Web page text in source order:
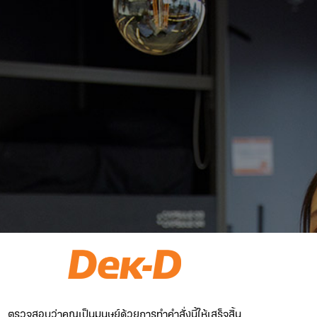
ตรวจสอบว่าคุณเป็นมนุษย์ด้วยการทำคำสั่งนี้ให้เสร็จสิ้น